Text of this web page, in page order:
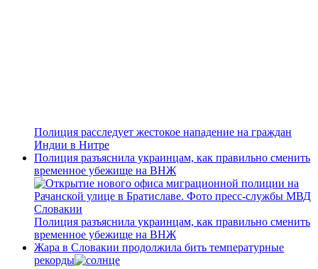
Полиция расследует жестокое нападение на граждан
Индии в Нитре
Полиция разъяснила украинцам, как правильно сменить
временное убежище на ВНЖ
Полиция разъяснила украинцам, как правильно сменить
временное убежище на ВНЖ
Жара в Словакии продолжила бить температурные
рекорды